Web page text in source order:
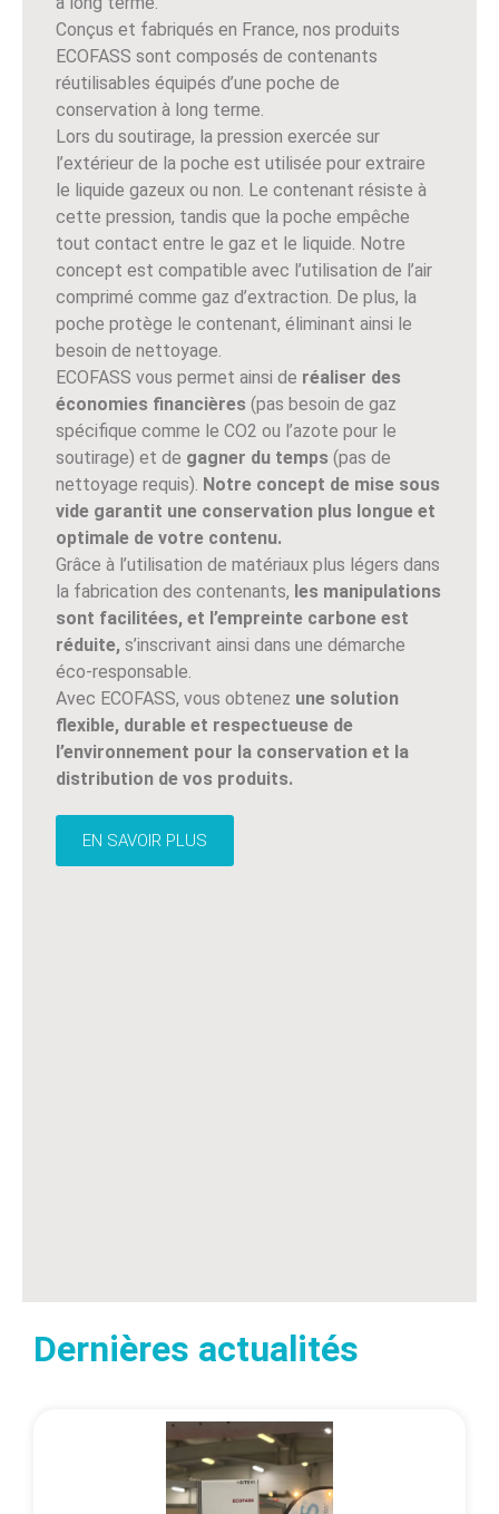
Conçus et fabriqués en France, nos produits
ECOFASS sont composés de contenants
réutilisables équipés d’une poche de
conservation à long terme.
Lors du soutirage, la pression exercée sur
l’extérieur de la poche est utilisée pour extraire
le liquide gazeux ou non. Le contenant résiste à
cette pression, tandis que la poche empêche
tout contact entre le gaz et le liquide. Notre
concept est compatible avec l’utilisation de l’air
comprimé comme gaz d’extraction. De plus, la
poche protège le contenant, éliminant ainsi le
besoin de nettoyage.
ECOFASS vous permet ainsi de réaliser des
économies financières (pas besoin de gaz
spécifique comme le CO2 ou l’azote pour le
soutirage) et de gagner du temps (pas de
nettoyage requis). Notre concept de mise sous
vide garantit une conservation plus longue et
optimale de votre contenu.
Grâce à l’utilisation de matériaux plus légers dans
la fabrication des contenants, les manipulations
sont facilitées, et l’empreinte carbone est
réduite, s’inscrivant ainsi dans une démarche
éco-responsable.
Avec ECOFASS, vous obtenez une solution
flexible, durable et respectueuse de
l’environnement pour la conservation et la
distribution de vos produits.
EN SAVOIR PLUS
Dernières actualités